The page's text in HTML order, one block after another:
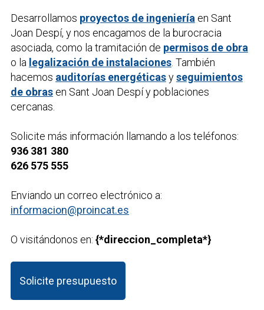
Desarrollamos proyectos de ingeniería en Sant
Joan Despí, y nos encagamos de la burocracia
asociada, como la tramitación de permisos de obra
o la legalización de instalaciones. También
hacemos auditorías energéticasyseguimientos
de obrasen Sant Joan Despí y poblaciones
cercanas.
Solicite más información llamando a los teléfonos:
936 381 380
626 575 555
Enviando un correo electrónico a:
informacion@proincat.es
O visitándonos en: {*direccion_completa*}
Solicite presupuesto